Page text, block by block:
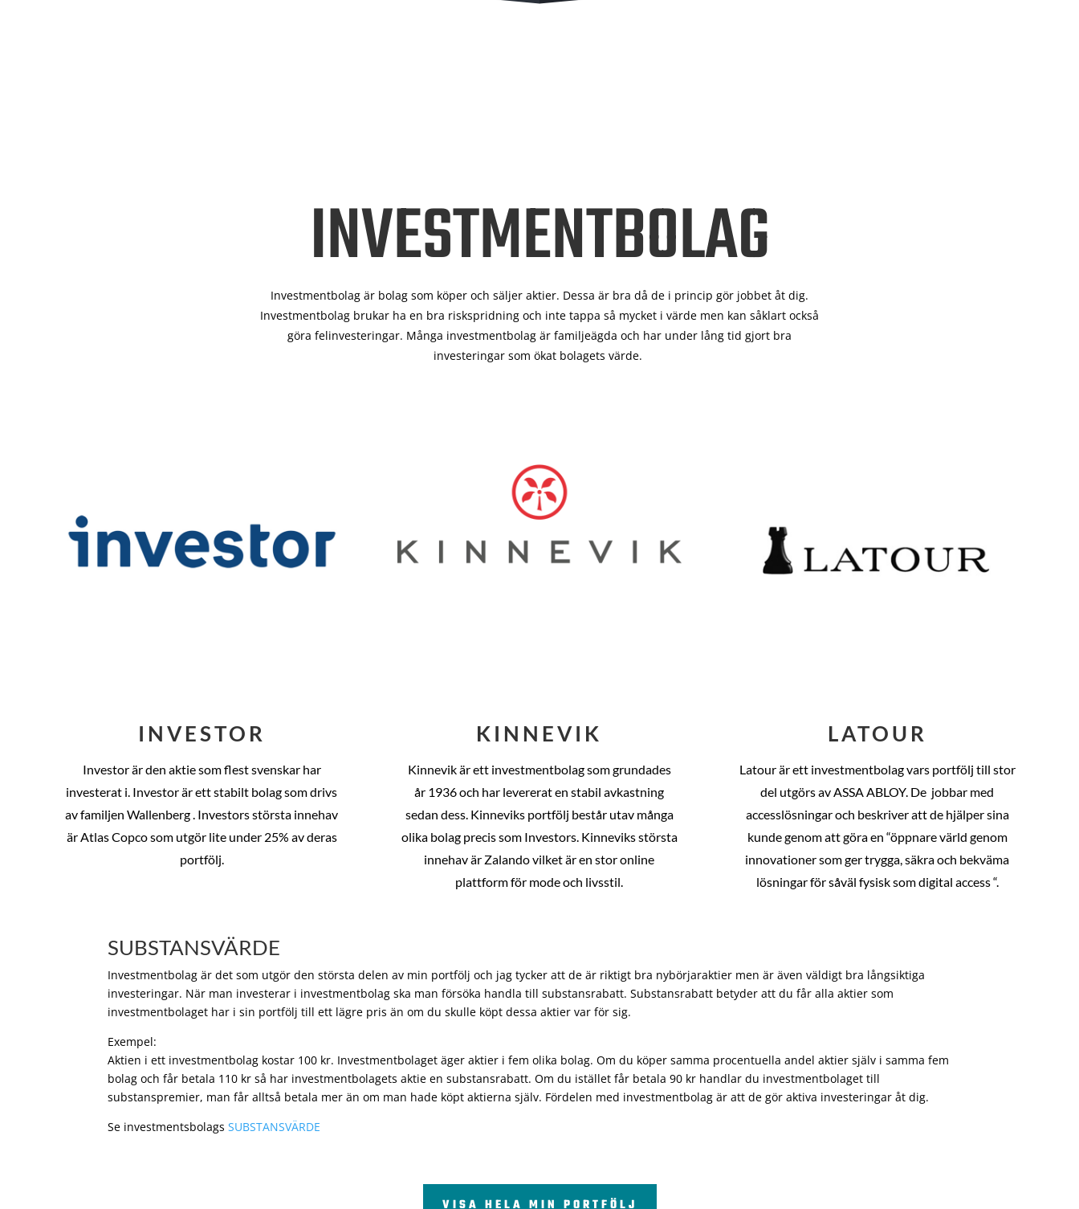
INVESTMENTBOLAG
Investmentbolag är bolag som köper och säljer aktier. Dessa är bra då de i princip gör jobbet åt dig.
Investmentbolag brukar ha en bra riskspridning och inte tappa så mycket i värde men kan såklart också
göra felinvesteringar. Många investmentbolag är familjeägda och har under lång tid gjort bra
investeringar som ökat bolagets värde.
INVESTOR
Investor är den aktie som flest svenskar har
investerat i. Investor är ett stabilt bolag som drivs
av familjen Wallenberg . Investors största innehav
är Atlas Copco som utgör lite under 25% av deras
portfölj.
KINNEVIK
Kinnevik är ett investmentbolag som grundades
år 1936 och har levererat en stabil avkastning
sedan dess. Kinneviks portfölj består utav många
olika bolag precis som Investors. Kinneviks största
innehav är Zalando vilket är en stor online
plattform för mode och livsstil.
LATOUR
Latour är ett investmentbolag vars portfölj till stor
del utgörs av ASSA ABLOY. De jobbar med
accesslösningar och beskriver att de hjälper sina
kunde genom att göra en “öppnare värld genom
innovationer som ger trygga, säkra och bekväma
lösningar för såväl fysisk som digital access “.
SUBSTANSVÄRDE
Investmentbolag är det som utgör den största delen av min portfölj och jag tycker att de är riktigt bra nybörjaraktier men är även väldigt bra långsiktiga
investeringar. När man investerar i investmentbolag ska man försöka handla till substansrabatt. Substansrabatt betyder att du får alla aktier som
investmentbolaget har i sin portfölj till ett lägre pris än om du skulle köpt dessa aktier var för sig.
Exempel:
Aktien i ett investmentbolag kostar 100 kr. Investmentbolaget äger aktier i fem olika bolag. Om du köper samma procentuella andel aktier själv i samma fem
bolag och får betala 110 kr så har investmentbolagets aktie en substansrabatt. Om du istället får betala 90 kr handlar du investmentbolaget till
substanspremier, man får alltså betala mer än om man hade köpt aktierna själv. Fördelen med investmentbolag är att de gör aktiva investeringar åt dig.
Se investmentsbolagsSUBSTANSVÄRDE
VISA HELA MIN PORTFÖLJ